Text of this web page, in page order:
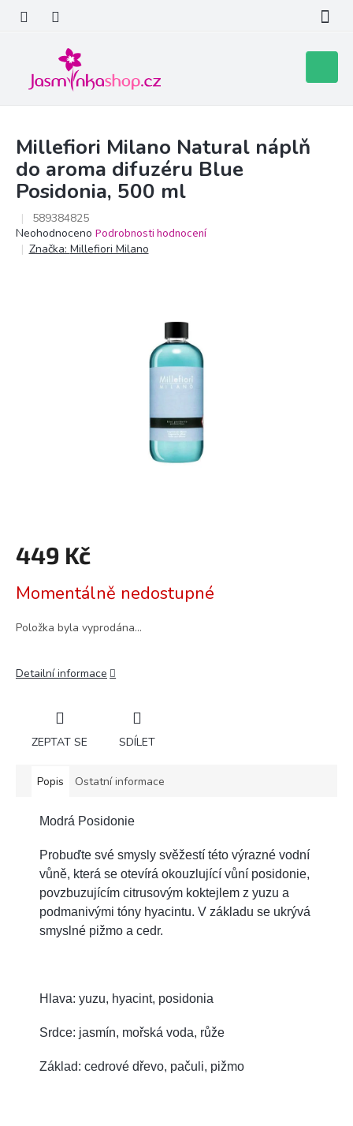
obsah
košík
Millefiori Milano Natural náplň
do aroma difuzéru Blue
Posidonia, 500 ml
589384825
Průměrné
hodnocení
Neohodnoceno Podrobnosti hodnocení
Značka: Millefiori Milano
449 Kč
cena:
Momentálně nedostupné
Položka byla vyprodána…
Detailní informace
ZEPTAT SE SDÍLET
Popis Ostatní informace
Modrá Posidonie
Probuďte své smysly svěžestí této výrazné vodní
vůně, která se otevírá okouzlující vůní posidonie,
povzbuzujícím citrusovým koktejlem z yuzu a
podmanivými tóny hyacintu. V základu se ukrývá
smyslné pižmo a cedr.
Hlava: yuzu, hyacint, posidonia
Srdce: jasmín, mořská voda, růže
Základ: cedrové dřevo, pačuli, pižmo